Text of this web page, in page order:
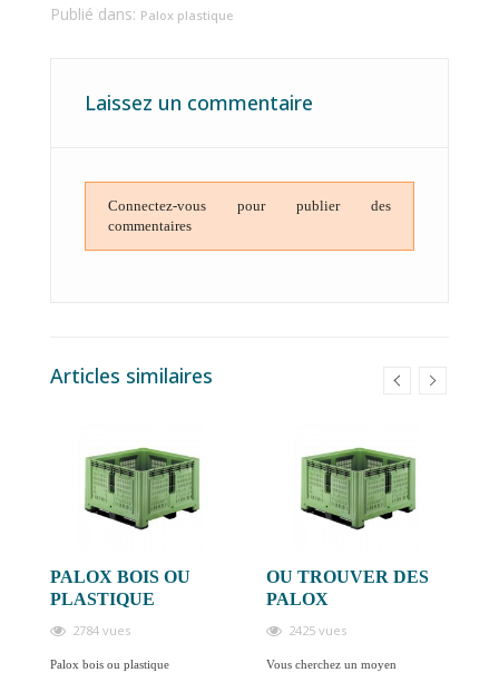
Publié dans: Palox plastique
Laissez un commentaire
Connectez-vous pour publier des
commentaires
Articles similaires
PALOX BOIS OU
PLASTIQUE
2784 vues
Palox bois ou plastique
OU TROUVER DES
PALOX
2425 vues
Vous cherchez un moyen